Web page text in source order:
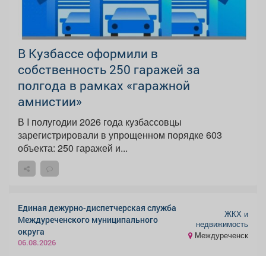
В Кузбассе оформили в
собственность 250 гаражей за
полгода в рамках «гаражной
амнистии»
В I полугодии 2026 года кузбассовцы
зарегистрировали в упрощенном порядке 603
объекта: 250 гаражей и...
Единая дежурно-диспетчерская служба
Междуреченского муниципального
округа
06.08.2026
ЖКХ и
недвижимость
Междуреченск